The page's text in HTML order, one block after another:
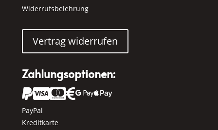
Widerrufsbelehrung
Vertrag widerrufen
Zahlungsoptionen:
 
PayPal
Kreditkarte